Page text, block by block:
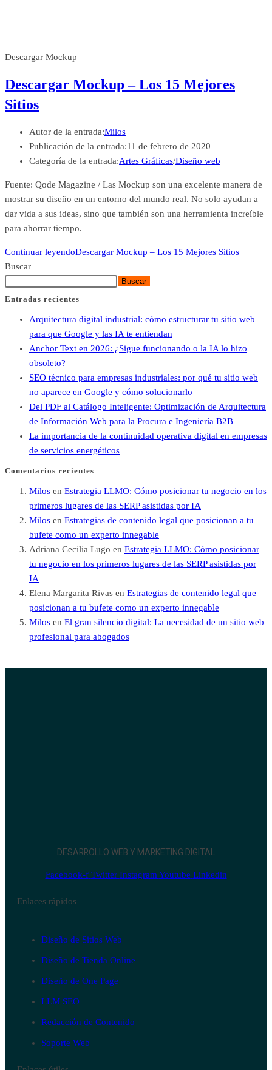
Descargar Mockup
Descargar Mockup – Los 15 Mejores
Sitios
Autor de la entrada:Milos
Publicación de la entrada:11 de febrero de 2020
Categoría de la entrada:Artes Gráficas/Diseño web
Fuente: Qode Magazine / Las Mockup son una excelente manera de
mostrar su diseño en un entorno del mundo real. No solo ayudan a
dar vida a sus ideas, sino que también son una herramienta increíble
para ahorrar tiempo.
Continuar leyendoDescargar Mockup – Los 15 Mejores Sitios
Buscar
Buscar
Entradas recientes
Arquitectura digital industrial: cómo estructurar tu sitio web
para que Google y las IA te entiendan
Anchor Text en 2026: ¿Sigue funcionando o la IA lo hizo
obsoleto?
SEO técnico para empresas industriales: por qué tu sitio web
no aparece en Google y cómo solucionarlo
Del PDF al Catálogo Inteligente: Optimización de Arquitectura
de Información Web para la Procura e Ingeniería B2B
La importancia de la continuidad operativa digital en empresas
de servicios energéticos
Comentarios recientes
Milos en Estrategia LLMO: Cómo posicionar tu negocio en los
primeros lugares de las SERP asistidas por IA
Milos en Estrategias de contenido legal que posicionan a tu
bufete como un experto innegable
Adriana Cecilia Lugo en Estrategia LLMO: Cómo posicionar
tu negocio en los primeros lugares de las SERP asistidas por
IA
Elena Margarita Rivas en Estrategias de contenido legal que
posicionan a tu bufete como un experto innegable
Milos en El gran silencio digital: La necesidad de un sitio web
profesional para abogados
DESARROLLO WEB Y MARKETING DIGITAL
Facebook-f Twitter Instagram Youtube Linkedin
Enlaces rápidos
Diseño de Sitios Web
Diseño de Tienda Online
Diseño de One Page
LLM SEO
Redacción de Contenido
Soporte Web